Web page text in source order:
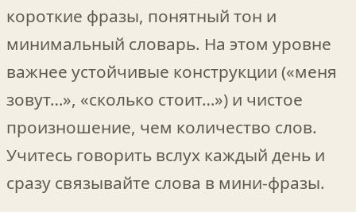
короткие фразы, понятный тон и
минимальный словарь. На этом уровне
важнее устойчивые конструкции («меня
зовут…», «сколько стоит…») и чистое
произношение, чем количество слов.
Учитесь говорить вслух каждый день и
сразу связывайте слова в мини‑фразы.